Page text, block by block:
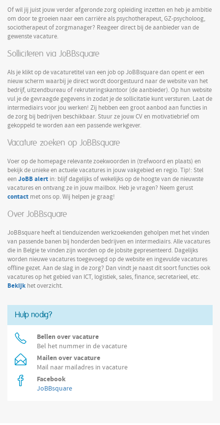
Of wil jij juist jouw verder afgeronde zorg opleiding inzetten en heb je ambitie
om door te groeien naar een carrière als psychotherapeut, GZ-psycholoog,
sociotherapeut of zorgmanager? Reageer direct bij de aanbieder van de
gewenste vacature.
Solliciteren via JoBBsquare
Als je klikt op de vacaturetitel van een job op JoBBsquare dan opent er een
nieuw scherm waarbij je direct wordt doorgestuurd naar de website van het
bedrijf, uitzendbureau of rekruteringskantoor (de aanbieder). Op hun website
vul je de gevraagde gegevens in zodat je de sollicitatie kunt versturen. Laat de
intermediairs voor jou werken! Zij hebben een groot aanbod aan functies in
de zorg bij bedrijven beschikbaar. Stuur ze jouw CV en motivatiebrief om
gekoppeld te worden aan een passende werkgever.
Vacature zoeken op JoBBsquare
Voer op de homepage relevante zoekwoorden in (trefwoord en plaats) en
bekijk de unieke en actuele vacatures in jouw vakgebied en regio. Tip!: Stel
een JoBB alert in: blijf dagelijks of wekelijks op de hoogte van de nieuwste
vacatures en ontvang ze in jouw mailbox. Heb je vragen? Neem gerust
contact met ons op. Wij helpen je graag!
Over JoBBsquare
JoBBsquare heeft al tienduizenden werkzoekenden geholpen met het vinden
van passende banen bij honderden bedrijven en intermediairs. Alle vacatures
die in Belgie te vinden zijn worden op de jobsite gepresenteerd. Dagelijks
worden nieuwe vacatures toegevoegd op de website en ingevulde vacatures
offline gezet. Aan de slag in de zorg? Dan vindt je naast dit soort functies ook
vacatures op het gebied van ICT, logistiek, sales, finance, secretarieel, etc.
Bekijk het overzicht.
Hulp nodig?
Bellen over vacature
Bel het nummer in de vacature
Mailen over vacature
Mail naar mailadres in vacature
Facebook
JoBBsquare